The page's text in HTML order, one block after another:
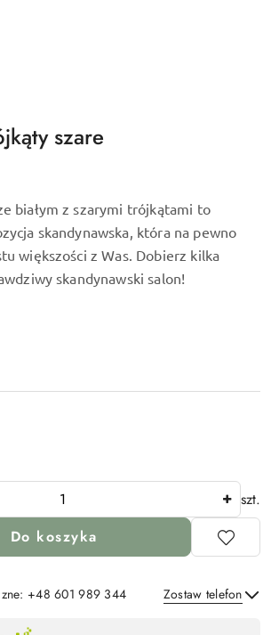
szare
białym z szarymi trójkątami to
skandynawska, która na pewno
większości z Was. Dobierz kilka
skandynawski salon!
szt.
Do koszyka
+48 601 989 344 Zostaw telefon